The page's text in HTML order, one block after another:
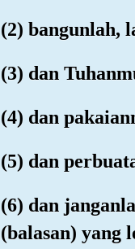
(2) bangunlah,
(3) dan
(4) dan
(5) dan
(6) dan
(balasan) yang